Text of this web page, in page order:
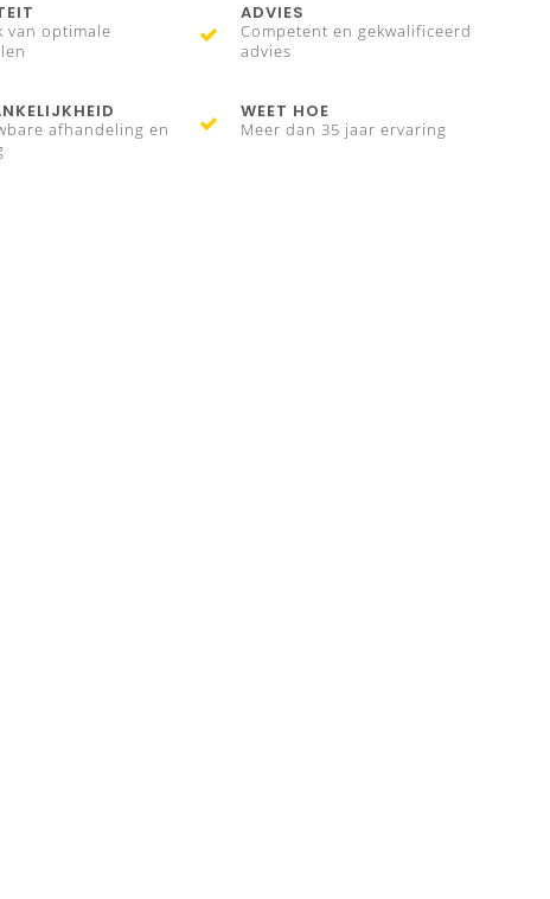
van optimale
ADVIES
Competent en gekwalificeerd
advies
afhandeling en
WEET HOE
Meer dan 35 jaar ervaring